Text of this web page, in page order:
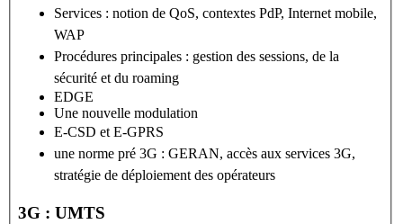
Services : notion de QoS, contextes PdP, Internet mobile,
WAP
Procédures principales : gestion des sessions, de la
sécurité et du roaming
EDGE
Une nouvelle modulation
E-CSD et E-GPRS
une norme pré 3G : GERAN, accès aux services 3G,
stratégie de déploiement des opérateurs
3G : UMTS